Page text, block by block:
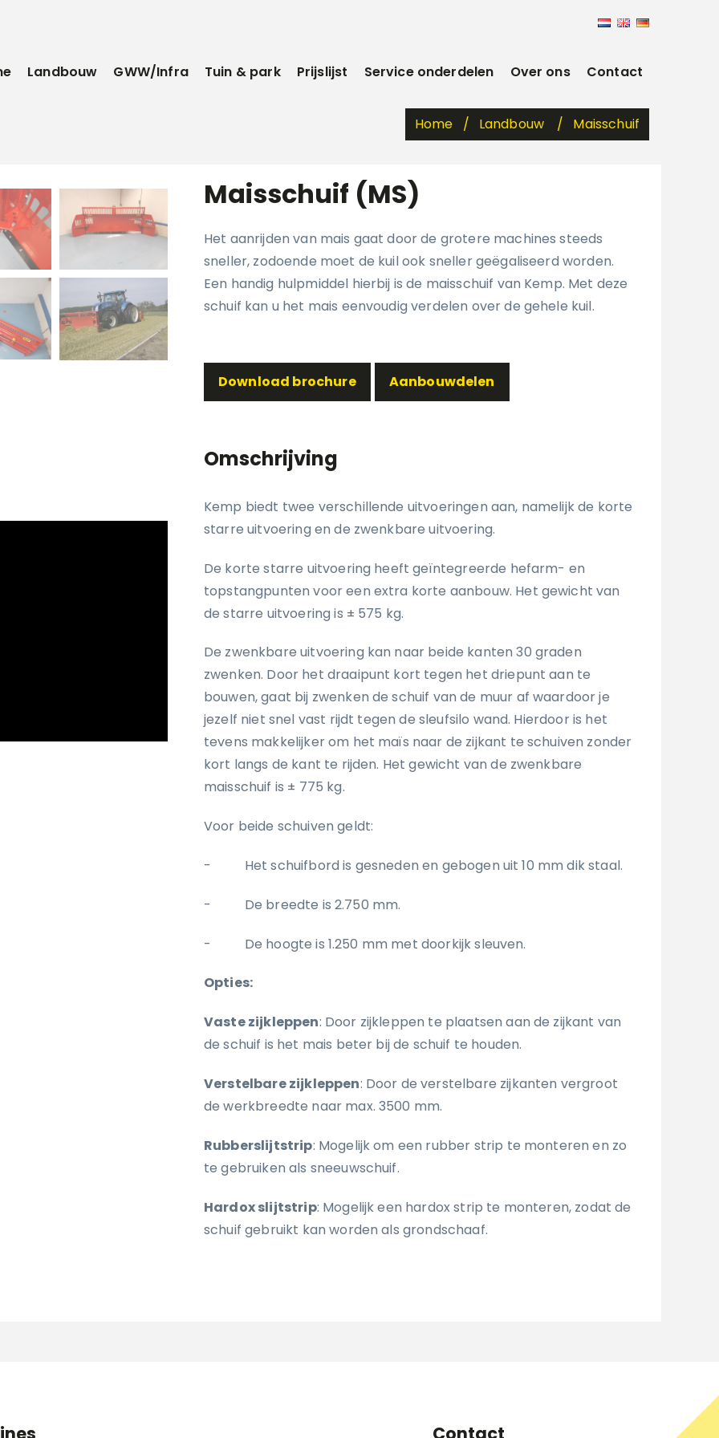
Landbouw GWW/Infra Tuin & park Prijslijst Service onderdelen Over ons Contact
Home Landbouw Maisschuif
Maisschuif (MS)
Het aanrijden van mais gaat door de grotere machines steeds
sneller, zodoende moet de kuil ook sneller geëgaliseerd worden.
Een handig hulpmiddel hierbij is de maisschuif van Kemp. Met deze
schuif kan u het mais eenvoudig verdelen over de gehele kuil.
Download brochure Aanbouwdelen
Omschrijving
Kemp biedt twee verschillende uitvoeringen aan, namelijk de korte
starre uitvoering en de zwenkbare uitvoering.
De korte starre uitvoering heeft geïntegreerde hefarm- en
topstangpunten voor een extra korte aanbouw. Het gewicht van
de starre uitvoering is ± 575 kg.
De zwenkbare uitvoering kan naar beide kanten 30 graden
zwenken. Door het draaipunt kort tegen het driepunt aan te
bouwen, gaat bij zwenken de schuif van de muur af waardoor je
jezelf niet snel vast rijdt tegen de sleufsilo wand. Hierdoor is het
tevens makkelijker om het maïs naar de zijkant te schuiven zonder
kort langs de kant te rijden. Het gewicht van de zwenkbare
maisschuif is ± 775 kg.
Voor beide schuiven geldt:
- Het schuifbord is gesneden en gebogen uit 10 mm dik staal.
- De breedte is 2.750 mm.
- De hoogte is 1.250 mm met doorkijk sleuven.
Opties:
Vaste zijkleppen: Door zijkleppen te plaatsen aan de zijkant van
de schuif is het mais beter bij de schuif te houden.
Verstelbare zijkleppen: Door de verstelbare zijkanten vergroot
de werkbreedte naar max. 3500 mm.
Rubberslijtstrip: Mogelijk om een rubber strip te monteren en zo
te gebruiken als sneeuwschuif.
Hardox slijtstrip: Mogelijk een hardox strip te monteren, zodat de
schuif gebruikt kan worden als grondschaaf.